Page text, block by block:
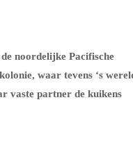
noordelijke Pacifische
waar tevens ‘s
vaste partner de kuikens